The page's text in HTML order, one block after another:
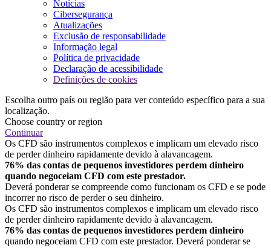
Notícias
Cibersegurança
Atualizações
Exclusão de responsabilidade
Informação legal
Política de privacidade
Declaração de acessibilidade
Definições de cookies
Escolha outro país ou região para ver conteúdo específico para a sua
localização.
Choose country or region
Continuar
Os CFD são instrumentos complexos e implicam um elevado risco
de perder dinheiro rapidamente devido à alavancagem.
76% das contas de pequenos investidores perdem dinheiro
quando negoceiam CFD com este prestador.
Deverá ponderar se compreende como funcionam os CFD e se pode
incorrer no risco de perder o seu dinheiro.
Os CFD são instrumentos complexos e implicam um elevado risco
de perder dinheiro rapidamente devido à alavancagem.
76% das contas de pequenos investidores perdem dinheiro
quando negoceiam CFD com este prestador. Deverá ponderar se